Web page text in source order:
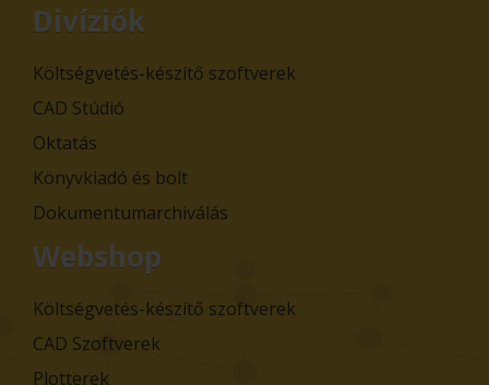
Divíziók
Költségvetés-készítő szoftverek
CAD Stúdió
Oktatás
Könyvkiadó és bolt
Dokumentumarchiválás
Webshop
Költségvetés-készítő szoftverek
CAD Szoftverek
Plotterek